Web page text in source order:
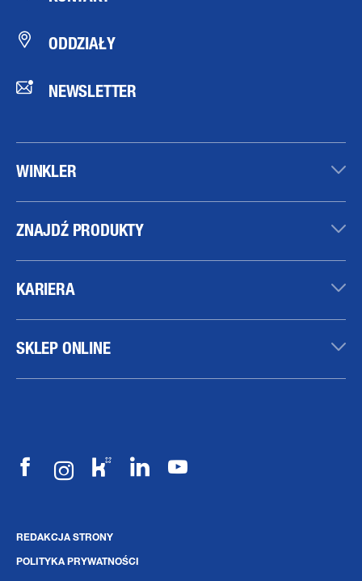
ODDZIAŁY
NEWSLETTER
WINKLER
ZNAJDŹ PRODUKTY
KARIERA
SKLEP ONLINE
REDAKCJA STRONY
POLITYKA PRYWATNOŚCI